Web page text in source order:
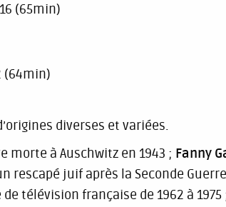
(65min)
(64min)
diverses et variées.
à Auschwitz en 1943 ; Fanny
rescapé juif après la Seconde
télévision française de 1962 à 1975